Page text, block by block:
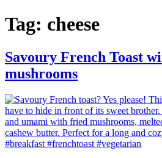
Tag: cheese
Savoury French Toast
mushrooms